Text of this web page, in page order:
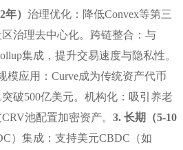
） 治理优化：降低Convex等第三
治理去中心化。跨链整合：与
集成，提升交易速度与隐私性。
模应用：Curve成为传统资产代币
破500亿美元。机构化：吸引养老
池配置加密资产。 3. 长期（5-10
）集成：支持美元CBDC（如